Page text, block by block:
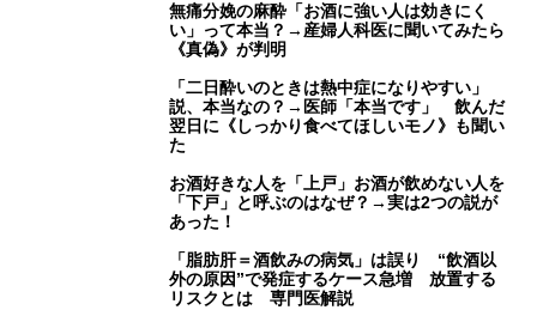
無痛分娩の麻酔「お酒に強い人は効きにく
い」って本当？→産婦人科医に聞いてみたら
《真偽》が判明
「二日酔いのときは熱中症になりやすい」
説、本当なの？→医師「本当です」 飲んだ
翌日に《しっかり食べてほしいモノ》も聞い
た
お酒好きな人を「上戸」お酒が飲めない人を
「下戸」と呼ぶのはなぜ？→実は2つの説が
あった！
「脂肪肝＝酒飲みの病気」は誤り “飲酒以
外の原因”で発症するケース急増 放置する
リスクとは 専門医解説